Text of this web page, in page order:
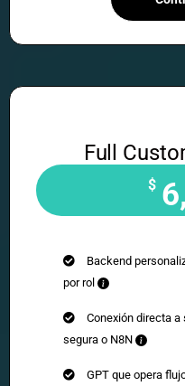
Full
$
Backend
por rol
Conexión directa
segura o N8N
GPT que opera